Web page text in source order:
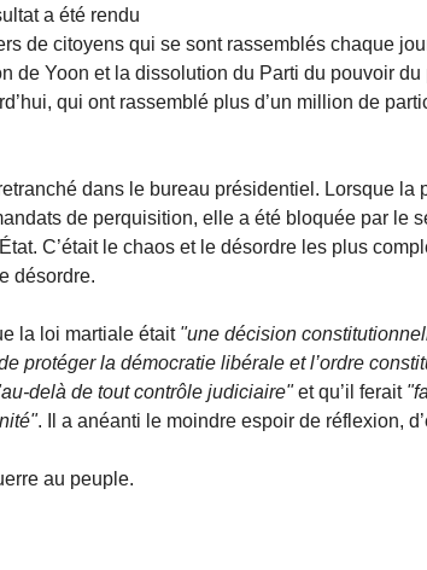
a été rendu
de citoyens qui se sont rassemblés chaque
de Yoon et la dissolution du Parti du pouvoir du
qui ont rassemblé plus d’un million de
dans le bureau présidentiel. Lorsque la
de perquisition, elle a été bloquée par le
C’était le chaos et le désordre les plus
désordre.
la loi martiale était "une décision
protéger la démocratie libérale et l’ordre
delà de tout contrôle judiciaire"et qu’il ferait
. Il a anéanti le moindre espoir de réflexion,
au peuple.